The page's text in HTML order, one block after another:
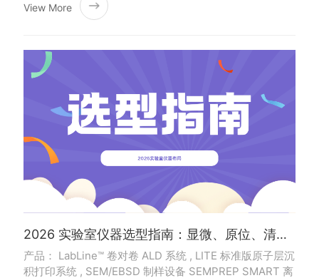
View More
2026 实验室仪器选型指南：显微、原位、清洁度、原子制造一站式配齐
产品： LabLine™ 卷对卷 ALD 系统 , LITE 标准版原子层沉
积打印系统 , SEM/EBSD 制样设备 SEMPREP SMART 离